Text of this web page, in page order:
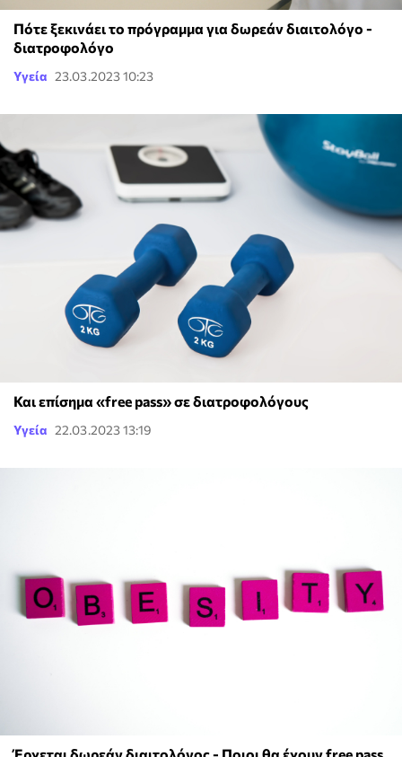
Πότε ξεκινάει το πρόγραμμα για δωρεάν διαιτολόγο -
διατροφολόγο
Υγεία 23.03.2023 10:23
Και επίσημα «free pass» σε διατροφολόγους
Υγεία 22.03.2023 13:19